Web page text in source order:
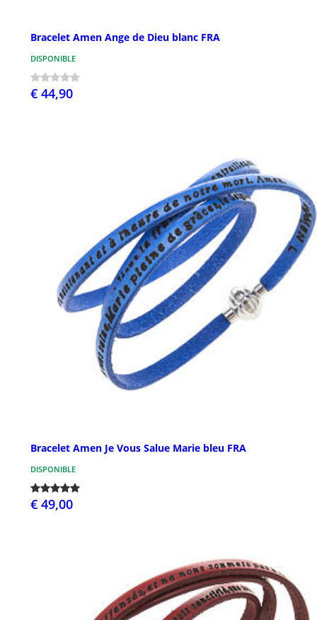
Bracelet Amen Ange de Dieu blanc FRA
DISPONIBLE
€ 44,90
Bracelet Amen Je Vous Salue Marie bleu FRA
DISPONIBLE
€ 49,00